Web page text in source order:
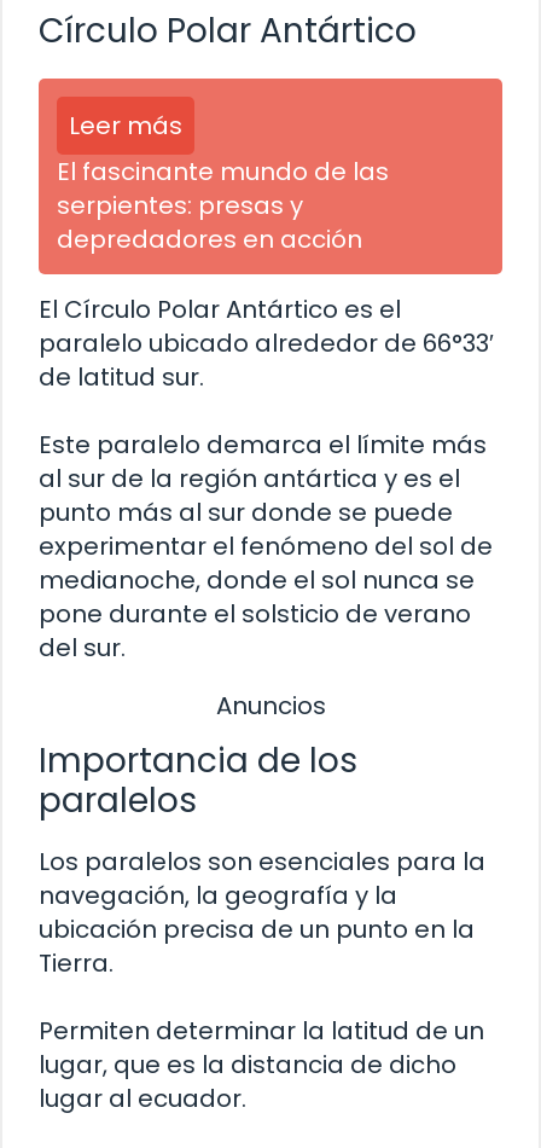
Círculo Polar Antártico
Leer más
El fascinante mundo de las
serpientes: presas y
depredadores en acción
El Círculo Polar Antártico es el
paralelo ubicado alrededor de 66°33′
de latitud sur.
Este paralelo demarca el límite más
al sur de la región antártica y es el
punto más al sur donde se puede
experimentar el fenómeno del sol de
medianoche, donde el sol nunca se
pone durante el solsticio de verano
del sur.
Anuncios
Importancia de los
paralelos
Los paralelos son esenciales para la
navegación, la geografía y la
ubicación precisa de un punto en la
Tierra.
Permiten determinar la latitud de un
lugar, que es la distancia de dicho
lugar al ecuador.